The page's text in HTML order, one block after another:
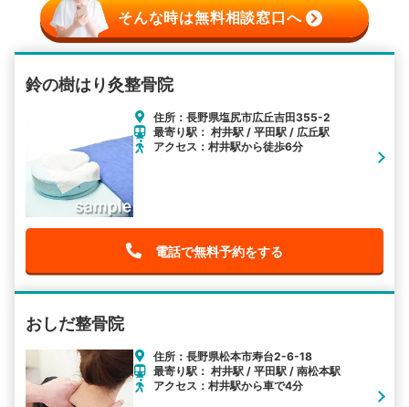
そんな時は無料相談窓口へ
鈴の樹はり灸整骨院
住所：長野県塩尻市広丘吉田355-2
最寄り駅： 村井駅 / 平田駅 / 広丘駅
アクセス：村井駅から徒歩6分
電話で無料予約をする
おしだ整骨院
住所：長野県松本市寿台2-6-18
最寄り駅： 村井駅 / 平田駅 / 南松本駅
アクセス：村井駅から車で4分